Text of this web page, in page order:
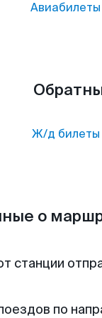
Авиабилеты
Ж/д билеты
о
станции
по